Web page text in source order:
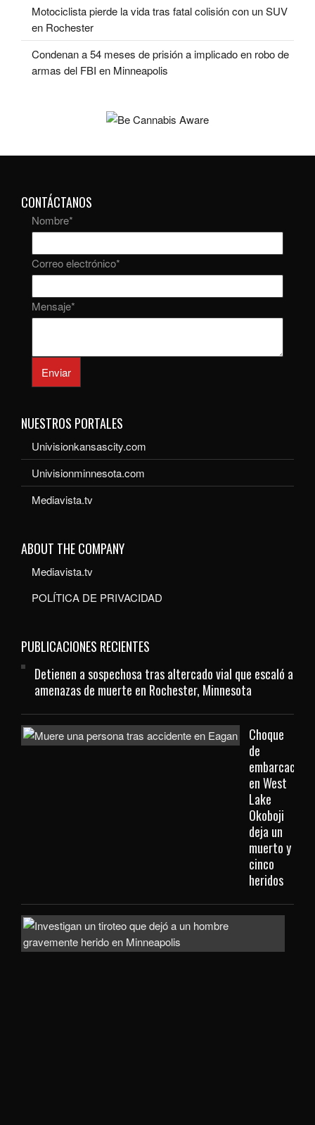
Motociclista pierde la vida tras fatal colisión con un SUV
en Rochester
Condenan a 54 meses de prisión a implicado en robo de
armas del FBI en Minneapolis
CONTÁCTANOS
Nombre*
Correo electrónico*
Mensaje*
Enviar
NUESTROS PORTALES
Univisionkansascity.com
Univisionminnesota.com
Mediavista.tv
ABOUT THE COMPANY
Mediavista.tv
POLÍTICA DE PRIVACIDAD
PUBLICACIONES RECIENTES
Detienen a sospechosa tras altercado vial que escaló a
amenazas de muerte en Rochester, Minnesota
Choque
de
en West
Lake
Okoboji
deja un
muerto y
cinco
heridos